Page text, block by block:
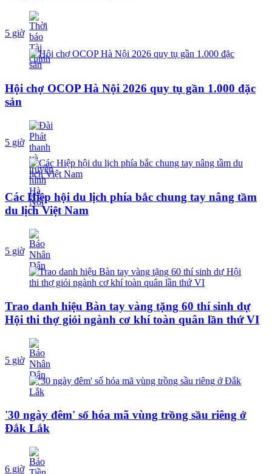
5 giờ
Hội chợ OCOP Hà Nội 2026 quy tụ gần 1.000 đặc
sản
5 giờ
Các Hiệp hội du lịch phía bắc chung tay nâng tầm
du lịch Việt Nam
5 giờ
Trao danh hiệu Bàn tay vàng tặng 60 thí sinh dự
Hội thi thợ giỏi ngành cơ khí toàn quân lần thứ VI
5 giờ
'30 ngày đêm' số hóa mã vùng trồng sầu riêng ở
Đắk Lắk
6 giờ